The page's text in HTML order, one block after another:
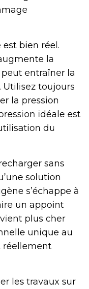
bien réel.
la
entraîner la
Utilisez toujours
la pression
idéale est
du
sans
solution
s’échappe à
un appoint
plus cher
unique au
réellement
les travaux sur